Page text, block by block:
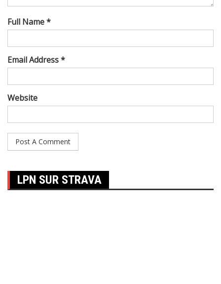
Full Name *
Email Address *
Website
LPN SUR STRAVA